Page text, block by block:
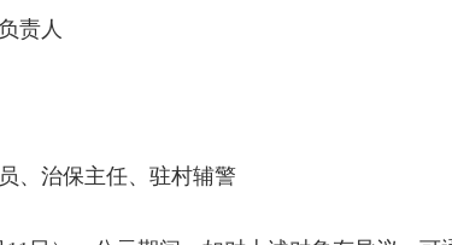
责人
、治保主任、驻村辅警